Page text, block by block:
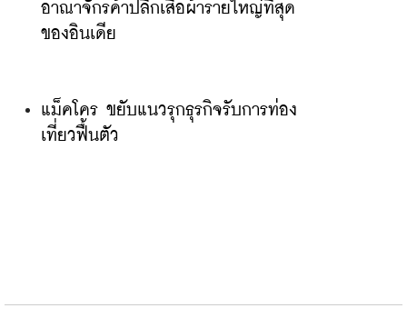
อาณาจักรค้าปลีกเสื้อผ้ารายใหญ่ที่สุด
ของอินเดีย
แม็คโคร ขยับแนวรุกธุรกิจรับการท่อง
เที่ยวฟื้นตัว